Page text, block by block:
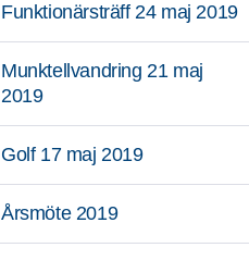
Funktionärsträff 24 maj 2019
Munktellvandring 21 maj
2019
Golf 17 maj 2019
Årsmöte 2019